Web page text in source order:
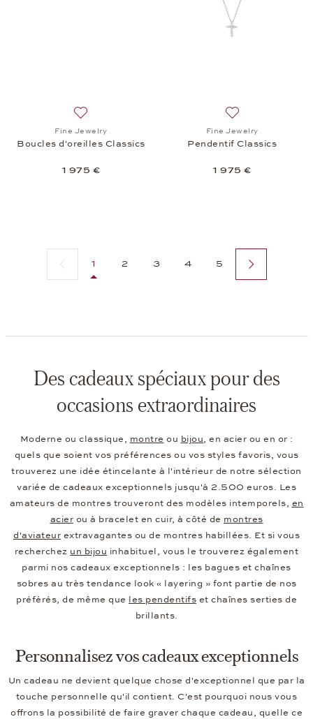
Fine Jewelry
Boucles d'oreilles Classics
1 975 €
Fine Jewelry
Pendentif Classics
1 975 €
Page précédente
1 2 3 4 5 Page suivante
Des cadeaux spéciaux pour des
occasions extraordinaires
Moderne ou classique, montre ou bijou, en acier ou en or :
quels que soient vos préférences ou vos styles favoris, vous
trouverez une idée étincelante à l'intérieur de notre sélection
variée de cadeaux exceptionnels jusqu'à 2.500 euros. Les
amateurs de montres trouveront des modèles intemporels, en
acier ou à bracelet en cuir, à côté de montres
d'aviateur extravagantes ou de montres habillées. Et si vous
recherchez un bijou inhabituel, vous le trouverez également
parmi nos cadeaux exceptionnels : les bagues et chaînes
sobres au très tendance look « layering » font partie de nos
préférés, de même que les pendentifs et chaînes serties de
brillants.
Personnalisez vos cadeaux exceptionnels
Un cadeau ne devient quelque chose d'exceptionnel que par la
touche personnelle qu'il contient. C'est pourquoi nous vous
offrons la possibilité de faire graver chaque cadeau, quelle ce